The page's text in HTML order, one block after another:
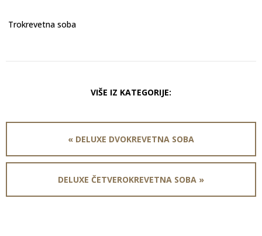
Trokrevetna soba
VIŠE IZ KATEGORIJE:
« DELUXE DVOKREVETNA SOBA
DELUXE ČETVEROKREVETNA SOBA »